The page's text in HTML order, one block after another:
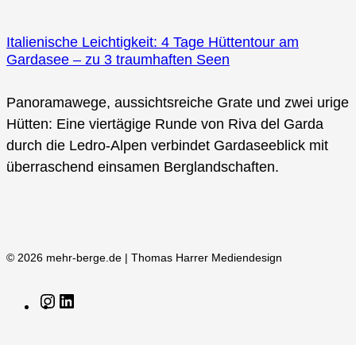
Italienische Leichtigkeit: 4 Tage Hüttentour am
Gardasee – zu 3 traumhaften Seen
Panoramawege, aussichtsreiche Grate und zwei urige
Hütten: Eine viertägige Runde von Riva del Garda
durch die Ledro-Alpen verbindet Gardaseeblick mit
überraschend einsamen Berglandschaften.
© 2026 mehr-berge.de | Thomas Harrer Mediendesign
Instagram